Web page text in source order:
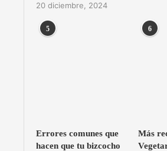
20 diciembre, 2024
5
Errores comunes que
hacen que tu bizcocho
6
Más